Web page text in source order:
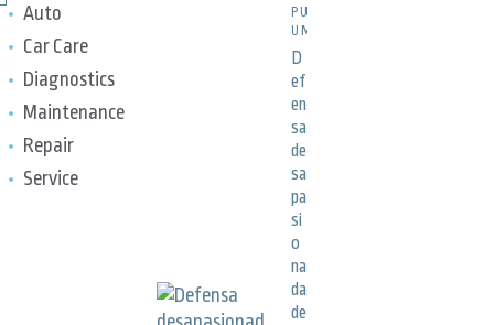
Auto
Car Care
Diagnostics
Maintenance
Repair
Service
PUBLICACIONES,
UNCATEGORIZED
D
ef
en
sa
de
sa
pa
si
o
na
da
de